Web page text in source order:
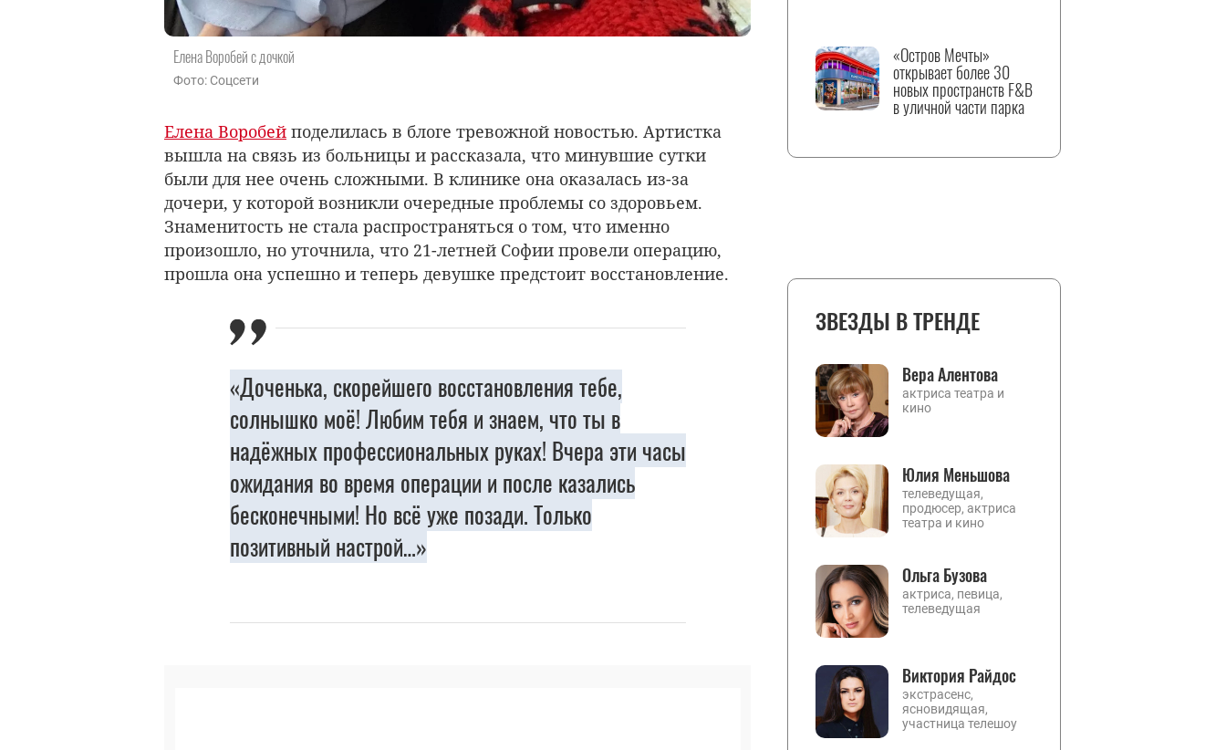
Елена Воробей с дочкой
Фото: Соцсети
Елена Воробей поделилась в блоге тревожной новостью. Артистка
вышла на связь из больницы и рассказала, что минувшие сутки
были для нее очень сложными. В клинике она оказалась из-за
дочери, у которой возникли очередные проблемы со здоровьем.
Знаменитость не стала распространяться о том, что именно
произошло, но уточнила, что 21-летней Софии провели операцию,
прошла она успешно и теперь девушке предстоит восстановление.
«Доченька, скорейшего восстановления тебе,
солнышко моё! Любим тебя и знаем, что ты в
надёжных профессиональных руках! Вчера эти часы
ожидания во время операции и после казались
бесконечными! Но всё уже позади. Только
позитивный настрой…»
«Остров Мечты»
открывает более 30
новых пространств F&B
в уличной части парка
ЗВЕЗДЫ В ТРЕНДЕ
Вера Алентова
актриса театра и
кино
Юлия Меньшова
телеведущая,
продюсер, актриса
театра и кино
Ольга Бузова
актриса, певица,
телеведущая
Виктория Райдос
экстрасенс,
ясновидящая,
участница телешоу